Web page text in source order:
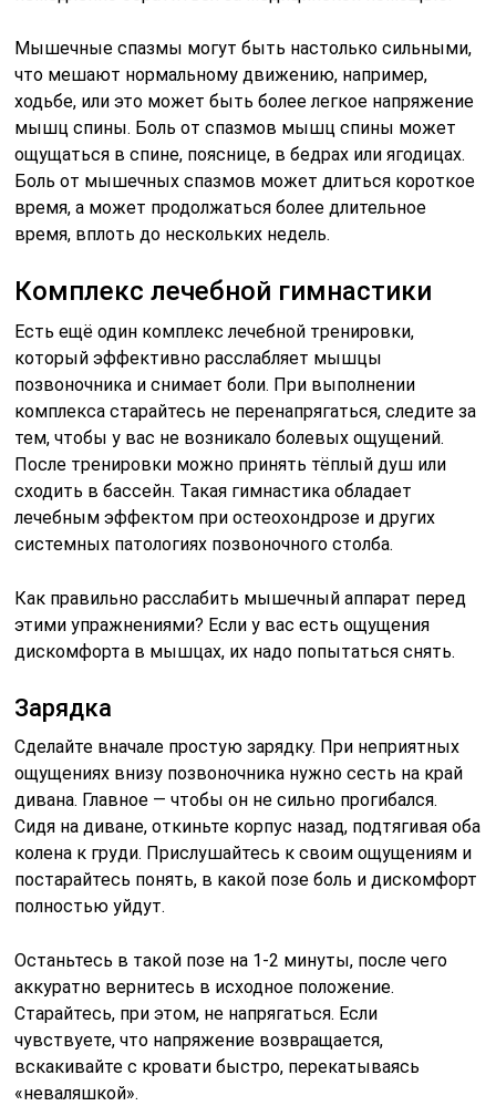
Мышечные спазмы могут быть настолько сильными,
что мешают нормальному движению, например,
ходьбе, или это может быть более легкое напряжение
мышц спины. Боль от спазмов мышц спины может
ощущаться в спине, пояснице, в бедрах или ягодицах.
Боль от мышечных спазмов может длиться короткое
время, а может продолжаться более длительное
время, вплоть до нескольких недель.
Комплекс лечебной гимнастики
Есть ещё один комплекс лечебной тренировки,
который эффективно расслабляет мышцы
позвоночника и снимает боли. При выполнении
комплекса старайтесь не перенапрягаться, следите за
тем, чтобы у вас не возникало болевых ощущений.
После тренировки можно принять тёплый душ или
сходить в бассейн. Такая гимнастика обладает
лечебным эффектом при остеохондрозе и других
системных патологиях позвоночного столба.
Как правильно расслабить мышечный аппарат перед
этими упражнениями? Если у вас есть ощущения
дискомфорта в мышцах, их надо попытаться снять.
Зарядка
Сделайте вначале простую зарядку. При неприятных
ощущениях внизу позвоночника нужно сесть на край
дивана. Главное — чтобы он не сильно прогибался.
Сидя на диване, откиньте корпус назад, подтягивая оба
колена к груди. Прислушайтесь к своим ощущениям и
постарайтесь понять, в какой позе боль и дискомфорт
полностью уйдут.
Останьтесь в такой позе на 1-2 минуты, после чего
аккуратно вернитесь в исходное положение.
Старайтесь, при этом, не напрягаться. Если
чувствуете, что напряжение возвращается,
вскакивайте с кровати быстро, перекатываясь
«неваляшкой».